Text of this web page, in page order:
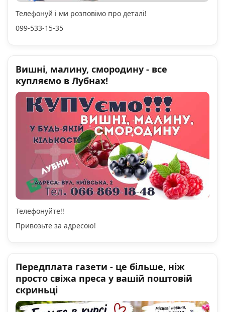
Телефонуй і ми розповімо про деталі!
099-533-15-35
Вишні, малину, смородину - все
купляємо в Лубнах!
Телефонуйте!!
Привозьте за адресою!
Передплата газети - це більше, ніж
просто свіжа преса у вашій поштовій
скриньці